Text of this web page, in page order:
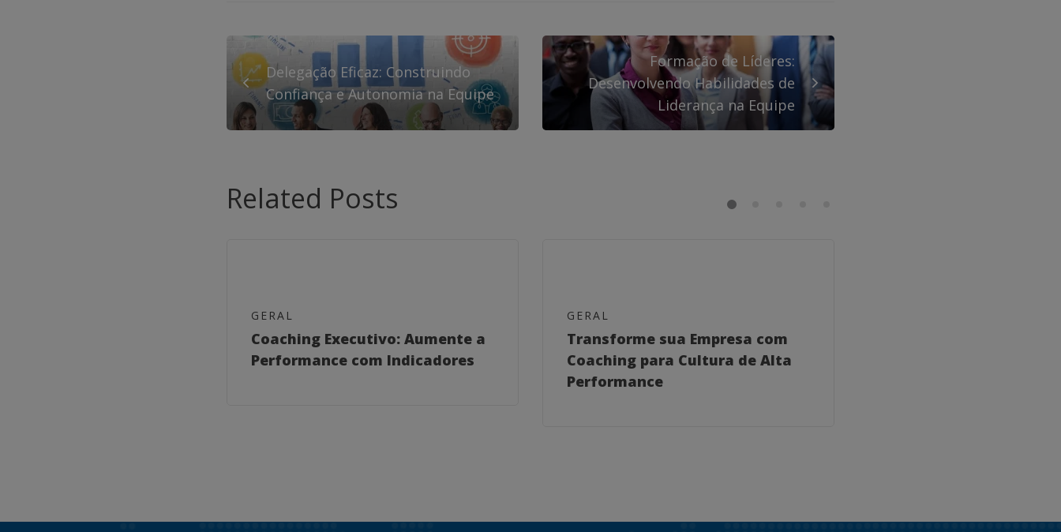
Delegação Eficaz: Construindo
Confiança e Autonomia na Equipe
Formação de Líderes:
Desenvolvendo Habilidades de
Liderança na Equipe
Related Posts
GERAL
Coaching Executivo: Aumente a
Performance com Indicadores
GERAL
Transforme sua Empresa com
Coaching para Cultura de Alta
Performance